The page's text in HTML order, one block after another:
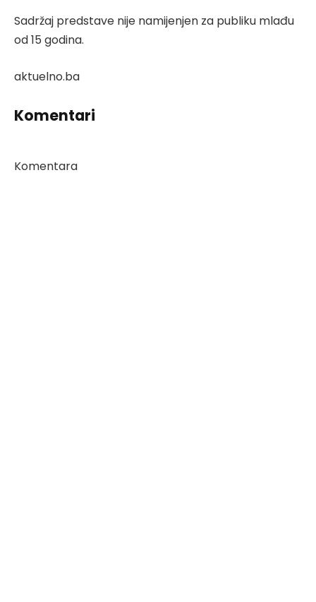
Sadržaj predstave nije namijenjen za publiku mlađu
od 15 godina.
aktuelno.ba
Komentari
Komentara